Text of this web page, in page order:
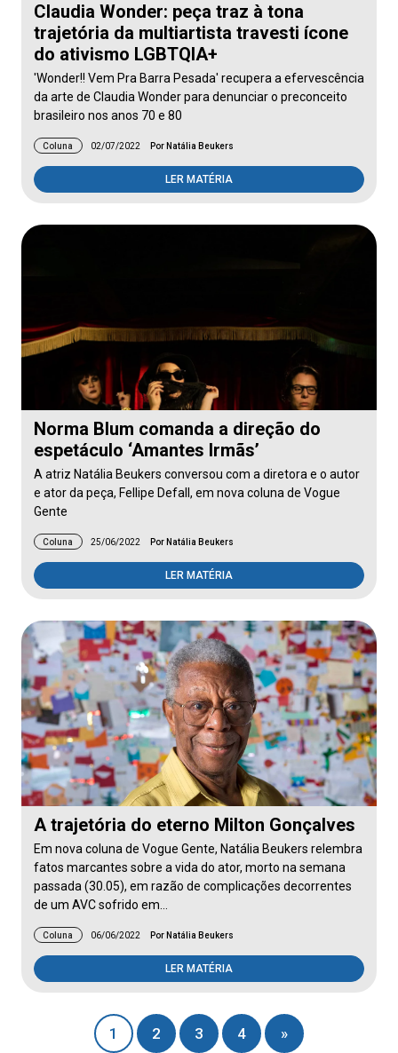
Claudia Wonder: peça traz à tona
trajetória da multiartista travesti ícone
do ativismo LGBTQIA+
'Wonder!! Vem Pra Barra Pesada' recupera a efervescência
da arte de Claudia Wonder para denunciar o preconceito
brasileiro nos anos 70 e 80
Coluna 02/07/2022 Por Natália Beukers
LER MATÉRIA
Norma Blum comanda a direção do
espetáculo ‘Amantes Irmãs’
A atriz Natália Beukers conversou com a diretora e o autor
e ator da peça, Fellipe Defall, em nova coluna de Vogue
Gente
Coluna 25/06/2022 Por Natália Beukers
LER MATÉRIA
A trajetória do eterno Milton Gonçalves
Em nova coluna de Vogue Gente, Natália Beukers relembra
fatos marcantes sobre a vida do ator, morto na semana
passada (30.05), em razão de complicações decorrentes
de um AVC sofrido em…
Coluna 06/06/2022 Por Natália Beukers
LER MATÉRIA
1 2 3 4 »